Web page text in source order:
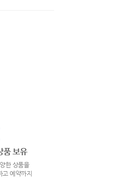
품 보유
한 상품을
예약까지